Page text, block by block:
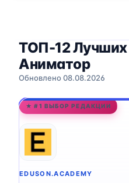
ТОП-12 Лучших
Аниматор
Обновлено 08.08.2026
★ #1 ВЫБОР РЕДАКЦИИ
EDUSON.ACADEMY